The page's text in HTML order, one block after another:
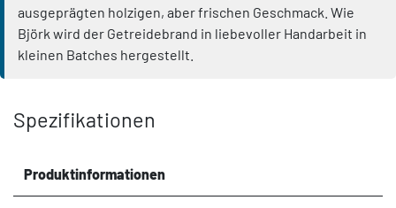
ausgeprägten holzigen, aber frischen Geschmack. Wie
Björk wird der Getreidebrand in liebevoller Handarbeit in
kleinen Batches hergestellt.
Spezifikationen
Produktinformationen